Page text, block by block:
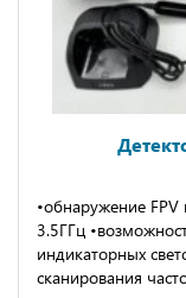
•обнаpужение
3.5ГГц
индикаторных
сканирования